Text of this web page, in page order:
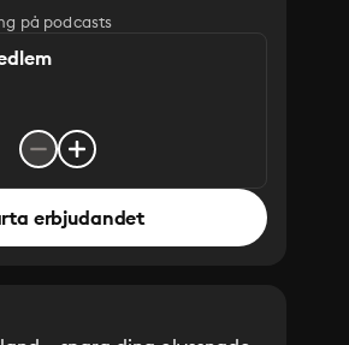
på podcasts
erbjudandet